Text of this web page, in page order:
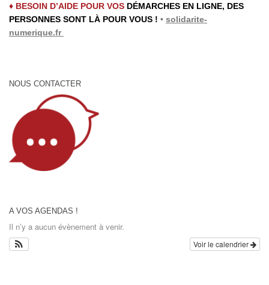
♦ BESOIN D’AIDE POUR VOS DÉMARCHES EN LIGNE, DES
PERSONNES SONT LÀ POUR VOUS ! • solidarite-
numerique.fr
NOUS CONTACTER
A VOS AGENDAS !
Il n’y a aucun évènement à venir.
Voir le calendrier